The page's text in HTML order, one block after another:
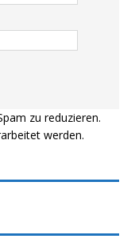
zu reduzieren.
werden.